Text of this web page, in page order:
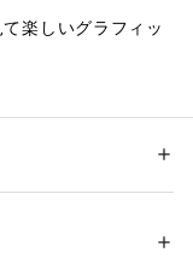
楽しいグラフィッ
ズにもぴったり！
楽しめます
ポリウレタン5%